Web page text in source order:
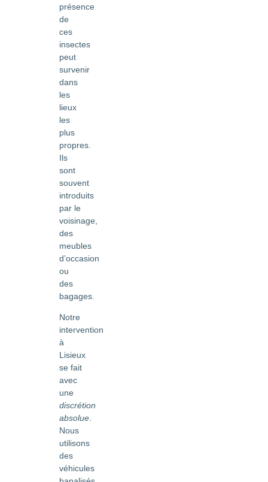
présence
de
ces
insectes
peut
survenir
dans
les
lieux
les
plus
propres.
Ils
sont
souvent
introduits
par le
voisinage,
des
meubles
d’occasion
ou
des
bagages.
Notre
intervention
à
Lisieux
se fait
avec
une
discrétion
absolue.
Nous
utilisons
des
véhicules